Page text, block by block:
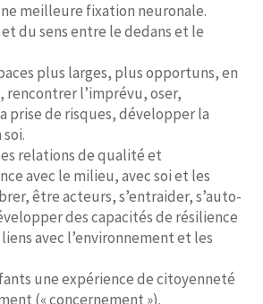
meilleure fixation neuronale.
du sens entre le dedans et le
plus larges, plus opportuns, en
rencontrer l’imprévu, oser,
prise de risques, développer la
relations de qualité et
avec le milieu, avec soi et les
être acteurs, s’entraider, s’auto-
des capacités de résilience
avec l’environnement et les
une expérience de citoyenneté
(« concernement »).